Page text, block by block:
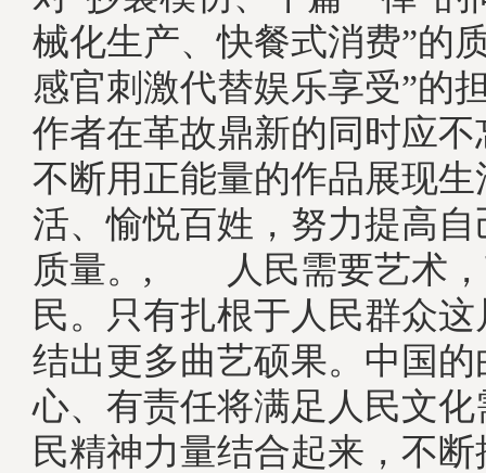
械化生产、快餐式消费”的
感官刺激代替娱乐享受”的
作者在革故鼎新的同时应
不断用正能量的作品展现
活、愉悦百姓，努力提高
质量。, 人民需要艺术，
民。只有扎根于人民群众
结出更多曲艺硕果。中国
心、有责任将满足人民文
民精神力量结合起来，不